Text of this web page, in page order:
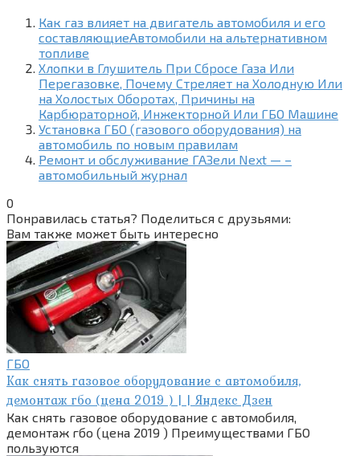
Как газ влияет на двигатель автомобиля и его
составляющиеАвтомобили на альтернативном
топливе
Хлопки в Глушитель При Сбросе Газа Или
Перегазовке, Почему Стреляет на Холодную Или
на Холостых Оборотах, Причины на
Карбюраторной, Инжекторной Или ГБО Машине
Установка ГБО (газового оборудования) на
автомобиль по новым правилам
Ремонт и обслуживание ГАЗели Next — –
автомобильный журнал
0
Понравилась статья? Поделиться с друзьями:
Вам также может быть интересно
ГБО
Как снять газовое оборудование с автомобиля,
демонтаж гбо (цена 2019 ) | | Яндекс Дзен
Как снять газовое оборудование с автомобиля,
демонтаж гбо (цена 2019 ) Преимуществами ГБО
пользуются